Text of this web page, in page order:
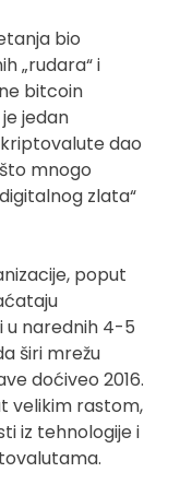
bio
„rudara“ i
bitcoin
jedan
dao
mnogo
zlata“
poput
u narednih 4-5
širi mrežu
doćiveo 2016.
velikim rastom,
iz tehnologije i